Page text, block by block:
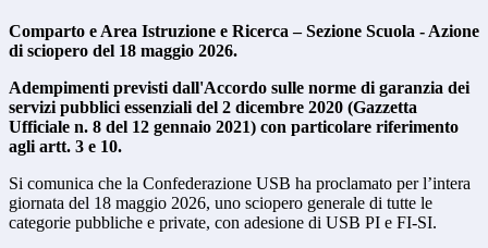
Comparto e Area Istruzione e Ricerca – Sezione Scuola - Azione
di sciopero del 18 maggio 2026.
Adempimenti previsti dall'Accordo sulle norme di garanzia dei
servizi pubblici essenziali del 2 dicembre 2020 (Gazzetta
Ufficiale n. 8 del 12 gennaio 2021) con particolare riferimento
agli artt. 3 e 10.
Si comunica che la Confederazione USB ha proclamato per l’intera
giornata del 18 maggio 2026, uno sciopero generale di tutte le
categorie pubbliche e private, con adesione di USB PI e FI-SI.